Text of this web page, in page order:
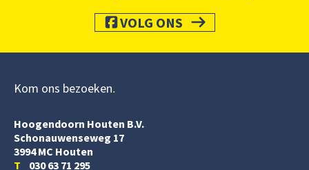
VOLG ONS
Kom ons bezoeken
Hoogendoorn Houten B.V.
Schonauwenseweg 17
3994 MC Houten
T 030 63 71 295